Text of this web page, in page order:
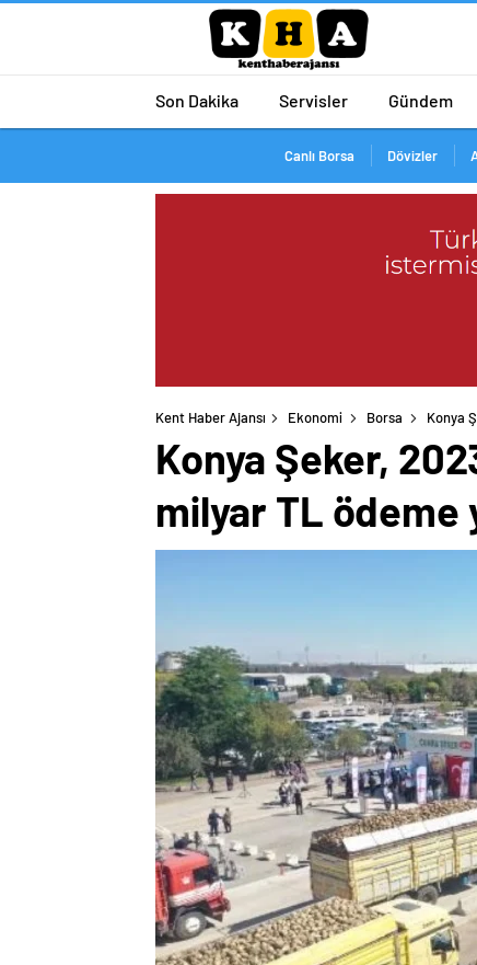
Son Dakika Servisler Gündem
Canlı Borsa Dövizler
Kent Haber Ajansı Ekonomi Borsa Konya
Konya Şeker,
milyar TL ödeme